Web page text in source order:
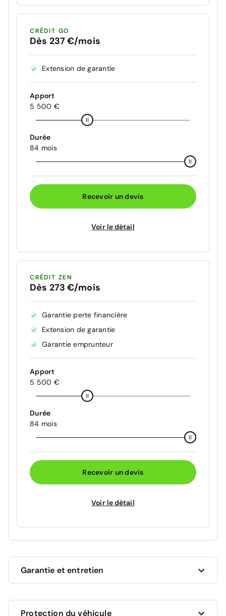
CRÉDIT GO
Dès 237 €/mois
Extension de garantie
Apport
5 500 €
Durée
84 mois
Recevoir un devis
Voir le détail
CRÉDIT ZEN
Dès 273 €/mois
Garantie perte financière
Extension de garantie
Garantie emprunteur
Apport
5 500 €
Durée
84 mois
Recevoir un devis
Voir le détail
Garantie et entretien
Protection du véhicule